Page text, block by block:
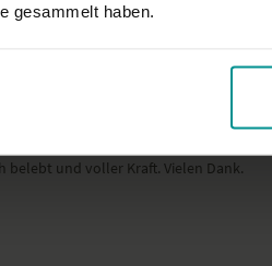
gesammelt haben.
belebt und voller Kraft. Vielen Dank.